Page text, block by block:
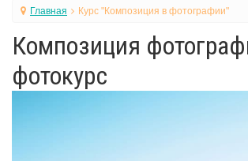
Главная Курс "Композиция в фотографии"
Композиция
фотокурс